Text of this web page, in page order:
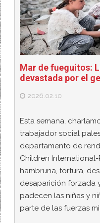
Mar de fueguitos:
devastada por el
2026.02.10
Esta semana,
trabajador social
departamento de
Children
hambruna, tortura,
desaparición forzada
padecen las niñas y
parte de las fuerzas